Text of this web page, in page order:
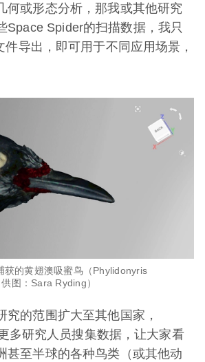
何或形态分析，那我或其他研究
Space Spider的扫描数据，我只
件导出，即可用于不同应用场景，
的黄翅澳吸蜜鸟（Phylidonyris
图：Sara Ryding）
究的范围扩大至其他国家，
多研究人员搜集数据，让大家看
甚至半球的各种鸟类（或其他动